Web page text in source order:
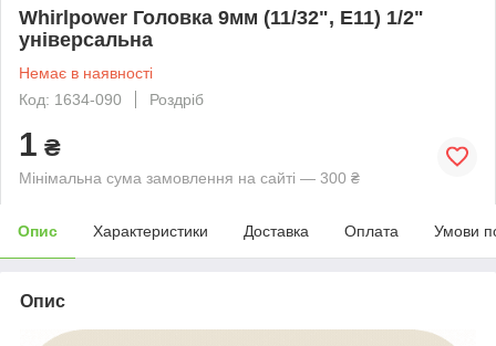
Whirlpower Головка 9мм (11/32", Е11) 1/2"
універсальна
Немає в наявності
Код: 1634-090
Роздріб
1 ₴
Мінімальна сума замовлення на сайті — 300 ₴
Опис Характеристики Доставка Оплата Умови
Опис